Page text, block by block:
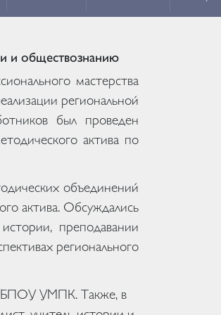
и обществознанию
мастерства
региональной
был проведен
актива по
объединений
актива. Обсуждались
преподавании
регионального
УМПК. Также, в